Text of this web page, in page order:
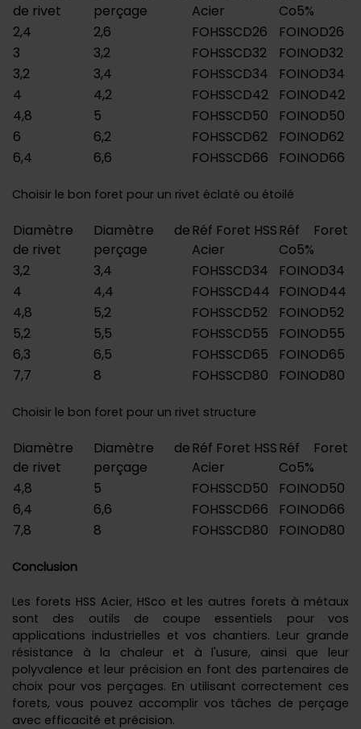
de rivet
perçage
Acier
Co5%
2,4
2,6 FOHSSCD26
FOINOD26
3
3,2 FOHSSCD32
FOINOD32
3,2
3,4 FOHSSCD34
FOINOD34
4
4,2 FOHSSCD42
FOINOD42
4,8
5 FOHSSCD50
FOINOD50
6
6,2 FOHSSCD62
FOINOD62
6,4
6,6 FOHSSCD66 FOINOD66
Choisir le bon foret pour un rivet éclaté ou étoilé
Diamètre
de rivet
Diamètre de
perçage
Réf Foret HSS
Acier
Réf Foret
Co5%
3,2
3,4 FOHSSCD34
FOINOD34
4
4,4 FOHSSCD44
FOINOD44
4,8
5,2 FOHSSCD52
FOINOD52
5,2
5,5 FOHSSCD55
FOINOD55
6,3
6,5 FOHSSCD65
FOINOD65
7,7
8 FOHSSCD80 FOINOD80
Choisir le bon foret pour un rivet structure
Diamètre
de rivet
Diamètre de
perçage
Réf Foret HSS
Acier
Réf Foret
Co5%
4,8
5 FOHSSCD50
FOINOD50
6,4
6,6 FOHSSCD66
FOINOD66
7,8
8 FOHSSCD80 FOINOD80
Conclusion
Les forets HSS Acier, HSco et les autres forets à métaux
sont des outils de coupe essentiels pour vos
applications industrielles et vos chantiers. Leur grande
résistance à la chaleur et à l'usure, ainsi que leur
polyvalence et leur précision en font des partenaires de
choix pour vos perçages. En utilisant correctement ces
forets, vous pouvez accomplir vos tâches de perçage
avec efficacité et précision.